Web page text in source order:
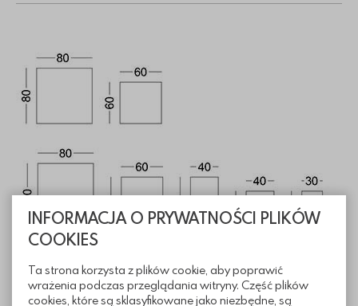
INFORMACJA O PRYWATNOŚCI PLIKÓW
COOKIES
Ta strona korzysta z plików cookie, aby poprawić
wrażenia podczas przeglądania witryny. Część plików
cookies, które są sklasyfikowane jako niezbędne, są